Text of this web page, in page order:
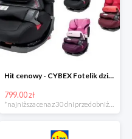
Hit cenowy - CYBEX Fotelik dziecięcy samochodowy Pallasfix grupa I-III, 9-36 kg
799.00 zł